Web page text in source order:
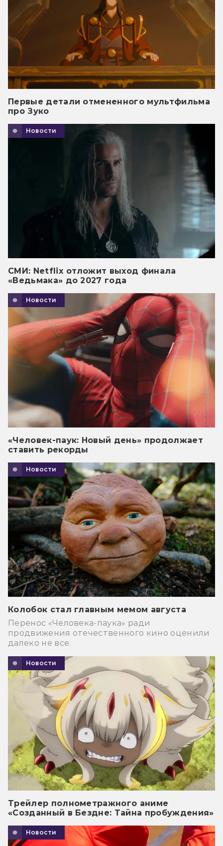
Первые детали отмененного мультфильма
про Зуко
Новости
СМИ: Netflix отложит выход финала
«Ведьмака» до 2027 года
Новости
«Человек-паук: Новый день» продолжает
ставить рекорды
Новости
Колобок стал главным мемом августа
Перенос «Человека-паука» ради
продвижения отечественного кино оценили
далеко не все.
Новости
Трейлер полнометражного аниме
«Созданный в Бездне: Тайна пробуждения»
Новости